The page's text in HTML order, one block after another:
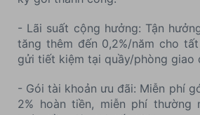
- Lãi suất cộng hưởng: Tận
tăng thêm đến 0,2%/năm cho
gửi tiết kiệm tại quầy/phòng giao
- Gói tài khoản ưu đãi: Miễn phí
2% hoàn tiền, miễn phí thường